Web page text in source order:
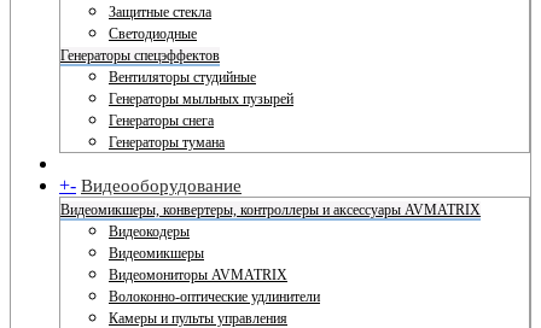
Защитные стекла
Светодиодные
Генераторы спецэффектов
Вентиляторы студийные
Генераторы мыльных пузырей
Генераторы снега
Генераторы тумана
+- Видеооборудование
Видеомикшеры, конвертеры, контроллеры и аксессуары AVMATRIX
Видеокодеры
Видеомикшеры
Видеомониторы AVMATRIX
Волоконно-оптические удлинители
Камеры и пульты управления